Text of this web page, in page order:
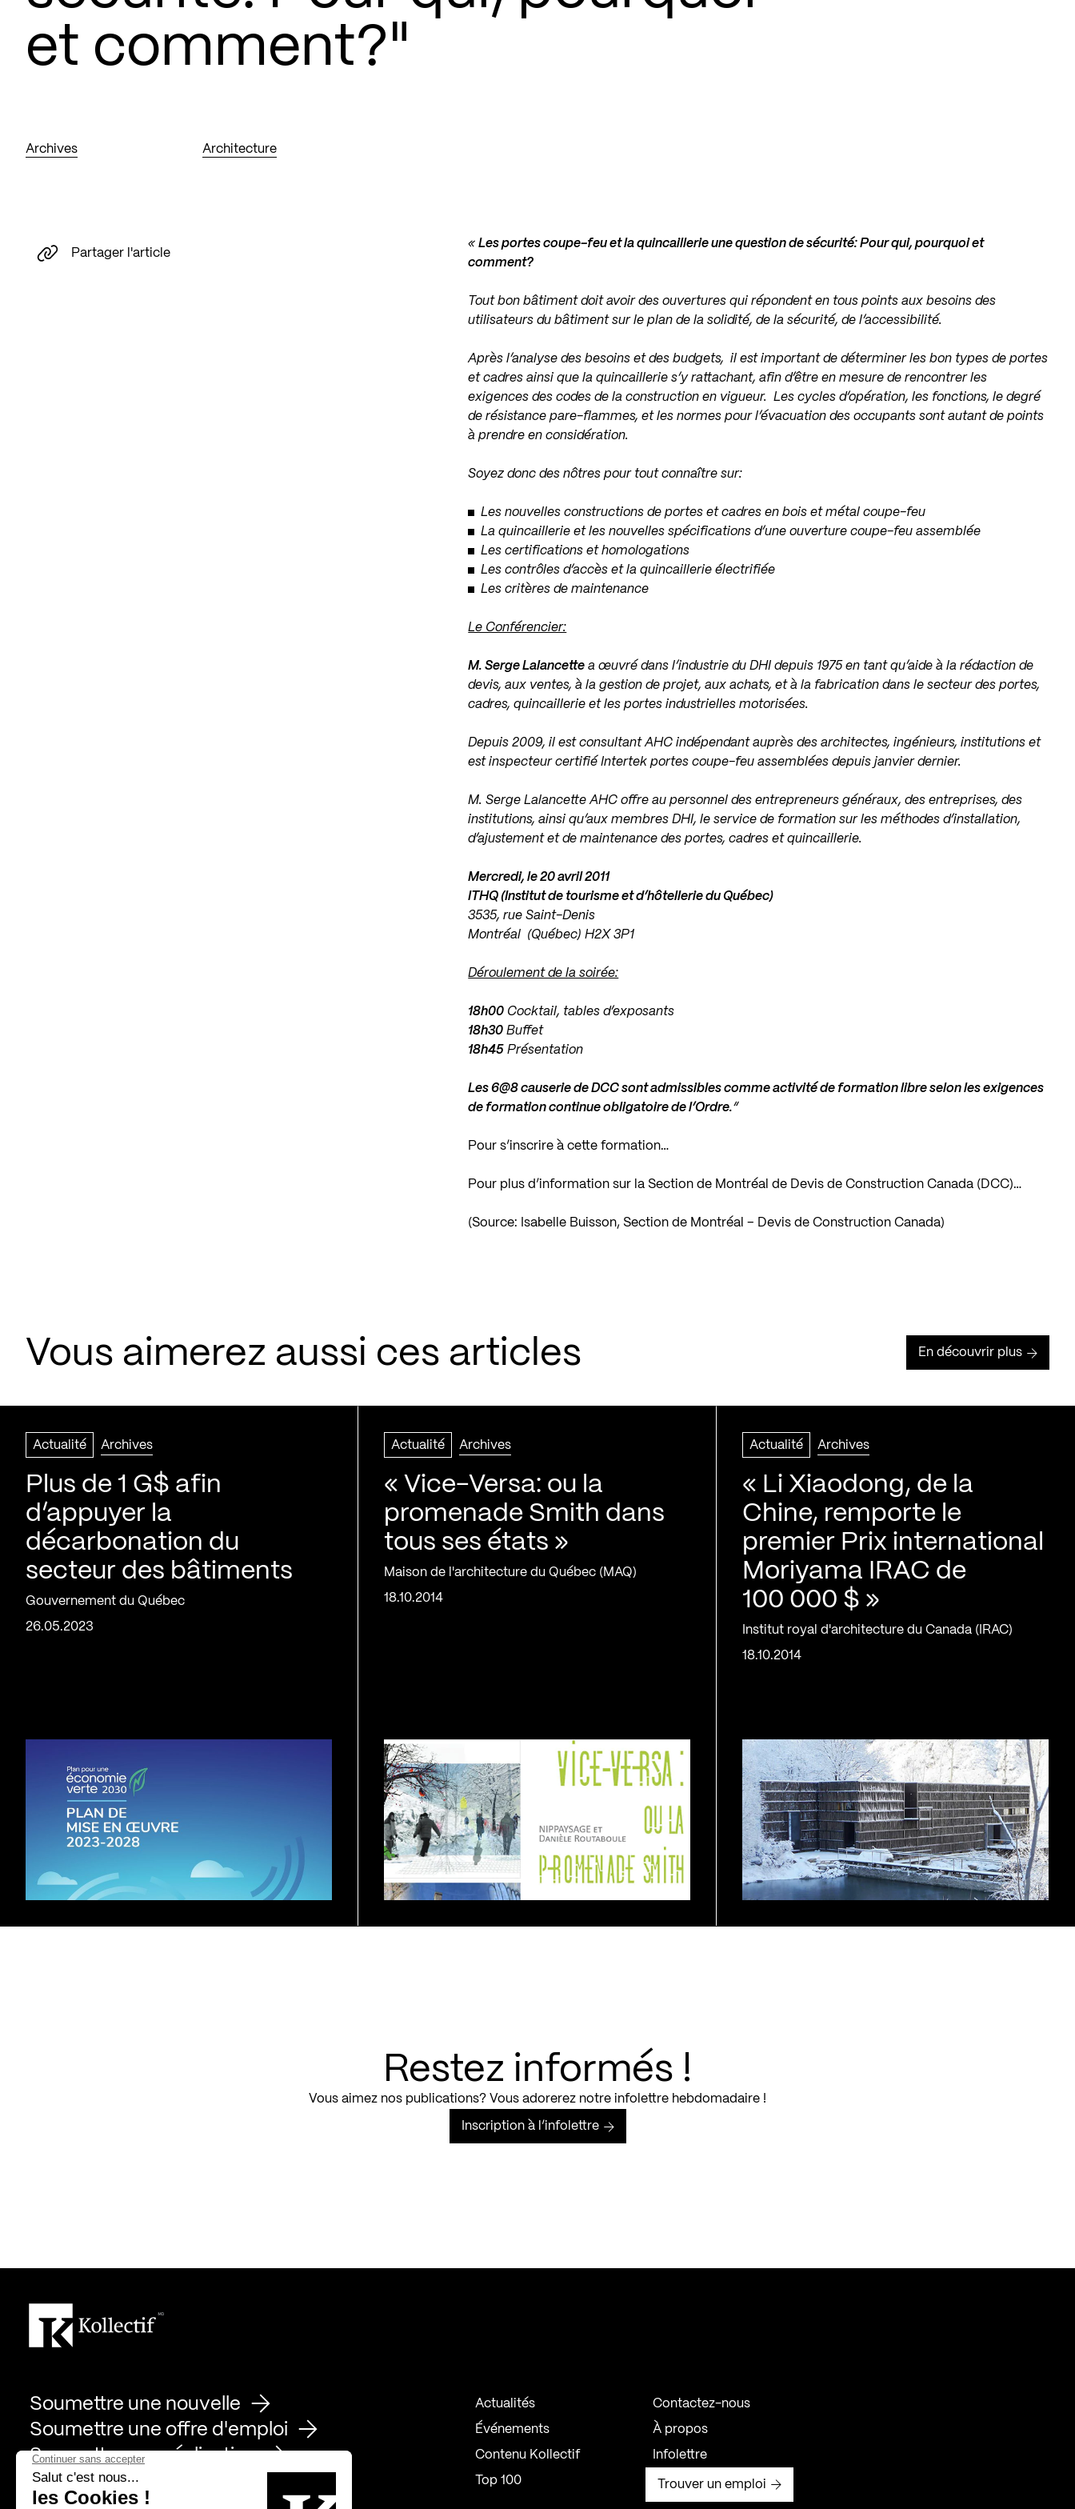
et comment?"
Archives Architecture
«Les portes coupe-feu et la quincaillerie une question de sécurité: Pour qui, pourquoi et
comment?
Tout bon bâtiment doit avoir des ouvertures qui répondent en tous points aux besoins des
utilisateurs du bâtiment sur le plan de la solidité, de la sécurité, de l’accessibilité.
Après l’analyse des besoins et des budgets, il est important de déterminer les bon types de portes
et cadres ainsi que la quincaillerie s’y rattachant, afin d’être en mesure de rencontrer les
exigences des codes de la construction en vigueur. Les cycles d’opération, les fonctions, le degré
de résistance pare-flammes, et les normes pour l’évacuation des occupants sont autant de points
à prendre en considération.
Soyez donc des nôtres pour tout connaître sur:
Les nouvelles constructions de portes et cadres en bois et métal coupe-feu
La quincaillerie et les nouvelles spécifications d’une ouverture coupe-feu assemblée
Les certifications et homologations
Les contrôles d’accès et la quincaillerie électrifiée
Les critères de maintenance
Le Conférencier:
M. Serge Lalancette a œuvré dans l’industrie du DHI depuis 1975 en tant qu’aide à la rédaction de
devis, aux ventes, à la gestion de projet, aux achats, et à la fabrication dans le secteur des portes,
cadres, quincaillerie et les portes industrielles motorisées.
Depuis 2009, il est consultant AHC indépendant auprès des architectes, ingénieurs, institutions et
est inspecteur certifié Intertek portes coupe-feu assemblées depuis janvier dernier.
M. Serge Lalancette AHC offre au personnel des entrepreneurs généraux, des entreprises, des
institutions, ainsi qu’aux membres DHI, le service de formation sur les méthodes d’installation,
d’ajustement et de maintenance des portes, cadres et quincaillerie.
Mercredi, le 20 avril 2011
ITHQ (Institut de tourisme et d’hôtellerie du Québec)
3535, rue Saint-Denis
Montréal (Québec) H2X 3P1
Déroulement de la soirée:
18h00 Cocktail, tables d’exposants
18h30 Buffet
18h45 Présentation
Les 6@8 causerie de DCC sont admissibles comme activité de formation libre selon les exigences
de formation continue obligatoire de l’Ordre.“
Pour s’inscrire à cette formation…
Pour plus d’information sur la Section de Montréal de Devis de Construction Canada (DCC)…
(Source: Isabelle Buisson, Section de Montréal – Devis de Construction Canada)
Partager l'article
Vous aimerez aussi ces articles En découvrir plus
Actualité Archives
Plus de 1 G$ afin
d’appuyer la
décarbonation du
secteur des bâtiments
Gouvernement du Québec
26.05.2023
Actualité Archives
« Vice-Versa: ou la
promenade Smith dans
tous ses états »
Maison de l'architecture du Québec (MAQ)
18.10.2014
Actualité Archives
« Li Xiaodong, de la
Chine, remporte le
premier Prix international
Moriyama IRAC de
100 000 $ »
Institut royal d'architecture du Canada (IRAC)
18.10.2014
Restez informés !
Vous aimez nos publications? Vous adorerez notre infolettre hebdomadaire !
Inscription à l’infolettre
Soumettre une nouvelle
Soumettre une offre d'emploi
Soumettre une réalisation
Actualités
Événements
Contenu Kollectif
Top 100
Contactez-nous
À propos
Infolettre
Trouver un emploi